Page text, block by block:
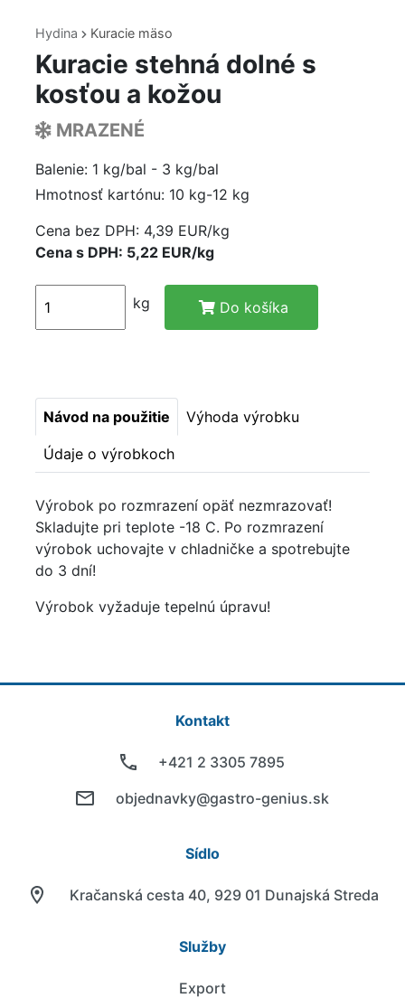
Hydina Kuracie mäso
Kuracie stehná dolné s
kosťou a kožou
MRAZENÉ
Balenie: 1 kg/bal - 3 kg/bal
Hmotnosť kartónu: 10 kg-12 kg
Cena bez DPH: 4,39 EUR/kg
Cena s DPH: 5,22 EUR/kg
kg Do košíka
Návod na použitie Výhoda výrobku
Údaje o výrobkoch
Výrobok po rozmrazení opäť nezmrazovať!
Skladujte pri teplote -18 C. Po rozmrazení
výrobok uchovajte v chladničke a spotrebujte
do 3 dní!
Výrobok vyžaduje tepelnú úpravu!
Kontakt
+421 2 3305 7895
objednavky@gastro-genius.sk
Sídlo
Kračanská cesta 40, 929 01 Dunajská Streda
Služby
Export